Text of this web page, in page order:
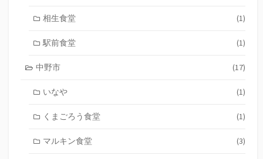
相生食堂 (1)
駅前食堂 (1)
中野市 (17)
いなや (1)
くまごろう食堂 (1)
マルキン食堂 (3)